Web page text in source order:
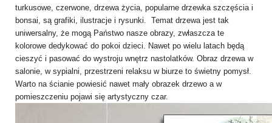
turkusowe, czerwone, drzewa życia, popularne drzewka szczęścia i
bonsai, są grafiki, ilustracje i rysunki. Temat drzewa jest tak
uniwersalny, że mogą Państwo nasze obrazy, zwłaszcza te
kolorowe dedykować do pokoi dzieci. Nawet po wielu latach będą
cieszyć i pasować do wystroju wnętrz nastolatków. Obraz drzewa w
salonie, w sypialni, przestrzeni relaksu w biurze to świetny pomysł.
Warto na ścianie powiesić nawet mały obrazek drzewo a w
pomieszczeniu pojawi się artystyczny czar.